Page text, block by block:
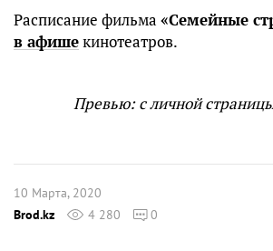
Расписание фильма «Семейные
в афишекинотеатров.
Превью: с личной
10 Марта, 2020
Brod.kz
4 280 0